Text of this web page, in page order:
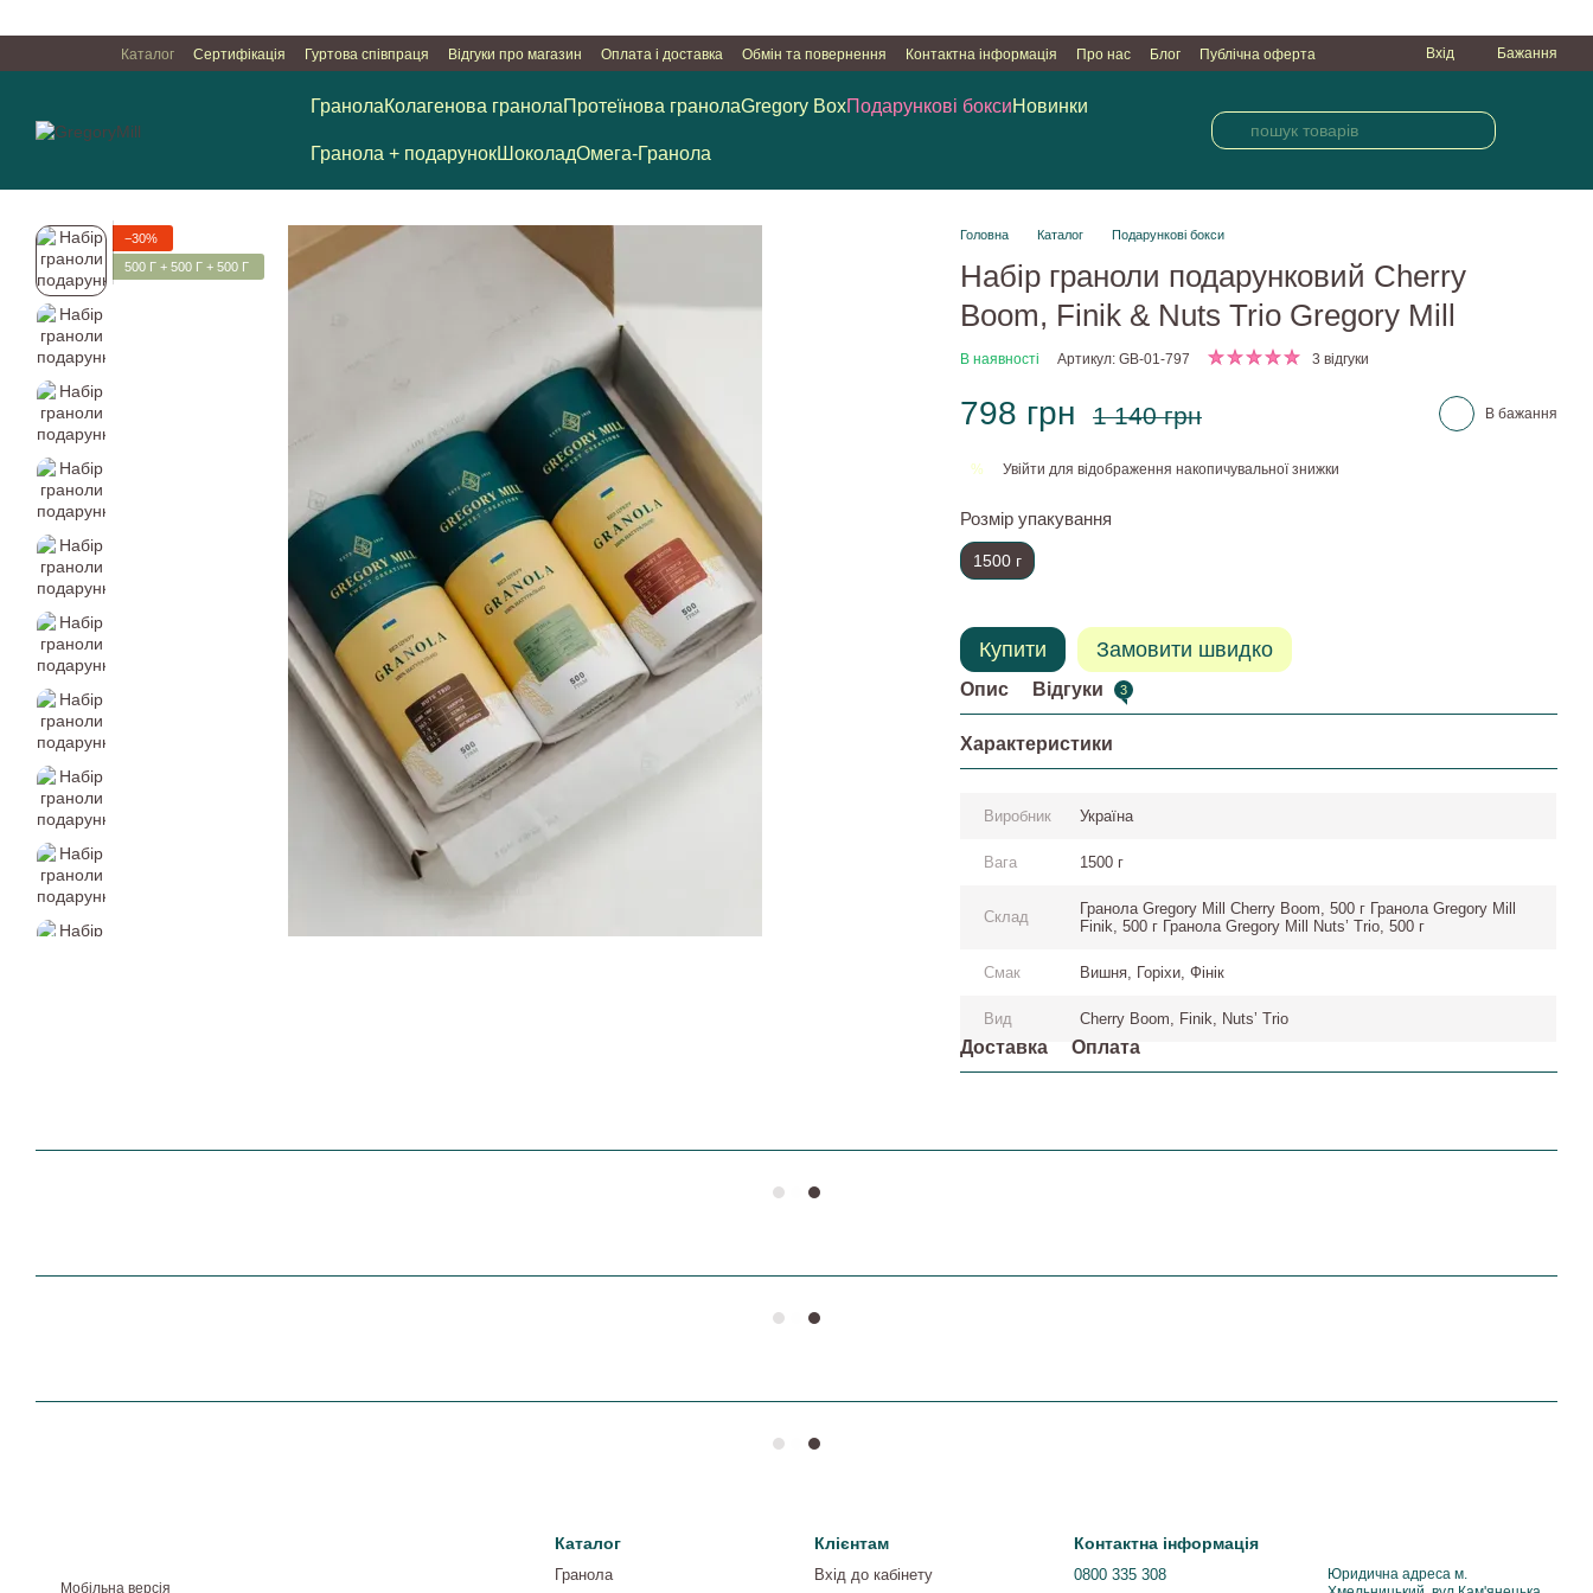
Каталог Сертифікація Гуртова співпраця Відгуки про магазин Оплата і доставка Обмін та повернення Контактна інформація Про нас Блог
Публічна оферта
Вхід Бажання
ГранолаКолагенова гранолаПротеїнова гранолаGregory BoxПодарункові боксиНовинки
Гранола + подарунокШоколадОмега-Гранола
−30%
500 Г + 500 Г + 500 Г
Головна Каталог Подарункові бокси
Набір граноли подарунковий Cherry
Boom, Finik & Nuts Trio Gregory Mill
В наявності Артикул: GB-01-797 3 відгуки
798 грн 1 140 грн В бажання
% Увійти для відображення накопичувальної знижки
Розмір упакування
1500 г
Купити Замовити швидко
Опис Відгуки 3
Характеристики
Виробник Україна
Вага 1500 г
Склад
Гранола Gregory Mill Cherry Boom, 500 г Гранола Gregory Mill
Finik, 500 г Гранола Gregory Mill Nuts’ Trio, 500 г
Смак Вишня, Горіхи, Фінік
Вид Cherry Boom, Finik, Nutsʼ Trio
Доставка Оплата
Мобільна версія
Каталог
Гранола
Клієнтам
Вхід до кабінету
Контактна інформація
0800 335 308
Юридична адреса м.